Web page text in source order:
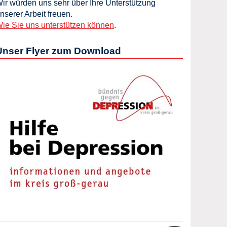
würden uns sehr über Ihre Unterstützung
Arbeit freuen.
Sie uns unterstützen können.
Flyer zum Download